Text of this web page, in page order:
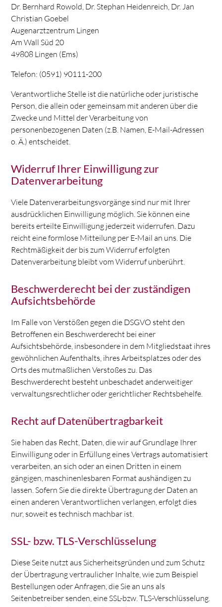
Dr. Bernhard Rowold, Dr. Stephan Heidenreich, Dr. Jan
Christian Goebel
Augenarztzentrum Lingen
Am Wall Süd 20
49808 Lingen (Ems)
Telefon: (0591) 90111-200
Verantwortliche Stelle ist die natürliche oder juristische
Person, die allein oder gemeinsam mit anderen über die
Zwecke und Mittel der Verarbeitung von
personenbezogenen Daten (z.B. Namen, E-Mail-Adressen
o. Ä.) entscheidet.
Widerruf Ihrer Einwilligung zur
Datenverarbeitung
Viele Datenverarbeitungsvorgänge sind nur mit Ihrer
ausdrücklichen Einwilligung möglich. Sie können eine
bereits erteilte Einwilligung jederzeit widerrufen. Dazu
reicht eine formlose Mitteilung per E-Mail an uns. Die
Rechtmäßigkeit der bis zum Widerruf erfolgten
Datenverarbeitung bleibt vom Widerruf unberührt.
Beschwerderecht bei der zuständigen
Aufsichtsbehörde
Im Falle von Verstößen gegen die DSGVO steht den
Betroffenen ein Beschwerderecht bei einer
Aufsichtsbehörde, insbesondere in dem Mitgliedstaat ihres
gewöhnlichen Aufenthalts, ihres Arbeitsplatzes oder des
Orts des mutmaßlichen Verstoßes zu. Das
Beschwerderecht besteht unbeschadet anderweitiger
verwaltungsrechtlicher oder gerichtlicher Rechtsbehelfe.
Recht auf Datenübertragbarkeit
Sie haben das Recht, Daten, die wir auf Grundlage Ihrer
Einwilligung oder in Erfüllung eines Vertrags automatisiert
verarbeiten, an sich oder an einen Dritten in einem
gängigen, maschinenlesbaren Format aushändigen zu
lassen. Sofern Sie die direkte Übertragung der Daten an
einen anderen Verantwortlichen verlangen, erfolgt dies
nur, soweit es technisch machbar ist.
SSL- bzw. TLS-Verschlüsselung
Diese Seite nutzt aus Sicherheitsgründen und zum Schutz
der Übertragung vertraulicher Inhalte, wie zum Beispiel
Bestellungen oder Anfragen, die Sie an uns als
Seitenbetreiber senden, eine SSL-bzw. TLS-Verschlüsselung.